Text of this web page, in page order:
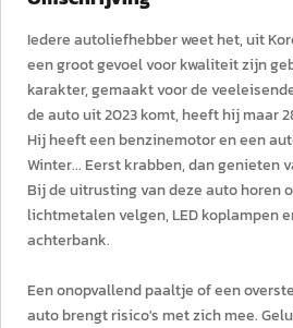
Iedere autoliefhebber weet het, uit
een groot gevoel voor kwaliteit zijn
karakter, gemaakt voor de
de auto uit 2023 komt, heeft hij maar
Hij heeft een benzinemotor en een
Winter... Eerst krabben, dan genieten
Bij de uitrusting van deze auto horen
lichtmetalen velgen, LED koplampen
achterbank.
Een onopvallend paaltje of een
auto brengt risico's met zich mee.